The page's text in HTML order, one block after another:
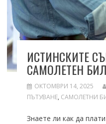
ИСТИНСКИТЕ
САМОЛЕТЕН
ОКТОМВРИ 14, 2025
ПЪТУВАНЕ, САМОЛЕТНИ
Знаете ли как да